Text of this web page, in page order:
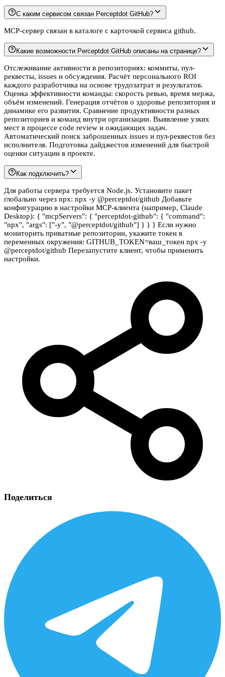
С каким сервисом связан Perceptdot GitHub?
MCP-сервер связан в каталоге с карточкой сервиса github.
Какие возможности Perceptdot GitHub описаны на странице?
Отслеживание активности в репозиториях: коммиты, пул-
реквесты, issues и обсуждения. Расчёт персонального ROI
каждого разработчика на основе трудозатрат и результатов.
Оценка эффективности команды: скорость ревью, время мержа,
объём изменений. Генерация отчётов о здоровье репозитория и
динамике его развития. Сравнение продуктивности разных
репозиториев и команд внутри организации. Выявление узких
мест в процессе code review и ожидающих задач.
Автоматический поиск заброшенных issues и пул-реквестов без
исполнителя. Подготовка дайджестов изменений для быстрой
оценки ситуации в проекте.
Как подключить?
Для работы сервера требуется Node.js. Установите пакет
глобально через npx: npx -y @perceptdot/github Добавьте
конфигурацию в настройки MCP-клиента (например, Claude
Desktop): { "mcpServers": { "perceptdot-github": { "command":
"npx", "args": ["-y", "@perceptdot/github"] } } } Если нужно
мониторить приватные репозитории, укажите токен в
переменных окружения: GITHUB_TOKEN=ваш_токен npx -y
@perceptdot/github Перезапустите клиент, чтобы применить
настройки.
Поделиться